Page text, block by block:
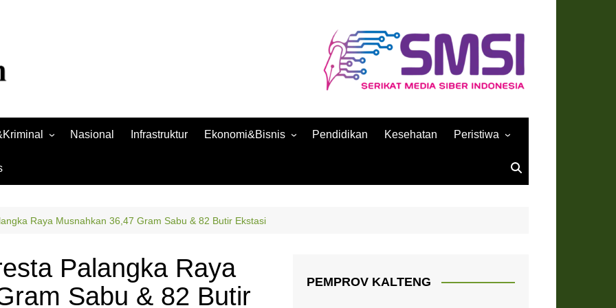
Nasional Infrastruktur Ekonomi&Bisnis
Ekonomi
Pendidikan Kesehatan Peristiwa
Raya Musnahkan 36,47 Gram Sabu & 82 Butir Ekstasi
Palangka Raya
Sabu & 82 Butir
PEMPROV KALTENG